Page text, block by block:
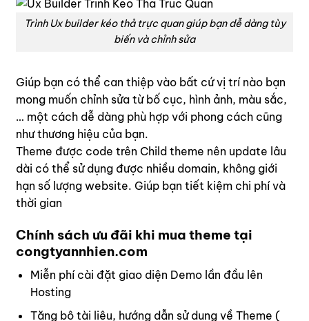
Trình Ux builder kéo thả trực quan giúp bạn dễ dàng tùy
biến và chỉnh sửa
Giúp bạn có thể can thiệp vào bất cứ vị trí nào bạn
mong muốn chỉnh sửa từ bố cục, hình ảnh, màu sắc,
… một cách dễ dàng phù hợp với phong cách cũng
như thương hiệu của bạn.
Theme được code trên Child theme nên update lâu
dài có thể sử dụng được nhiều domain, không giới
hạn số lượng website. Giúp bạn tiết kiệm chi phí và
thời gian
Chính sách ưu đãi khi mua theme tại
congtyannhien.com
Miễn phí cài đặt giao diện Demo lần đầu lên
Hosting
Tặng bộ tài liệu, hướng dẫn sử dụng về Theme (